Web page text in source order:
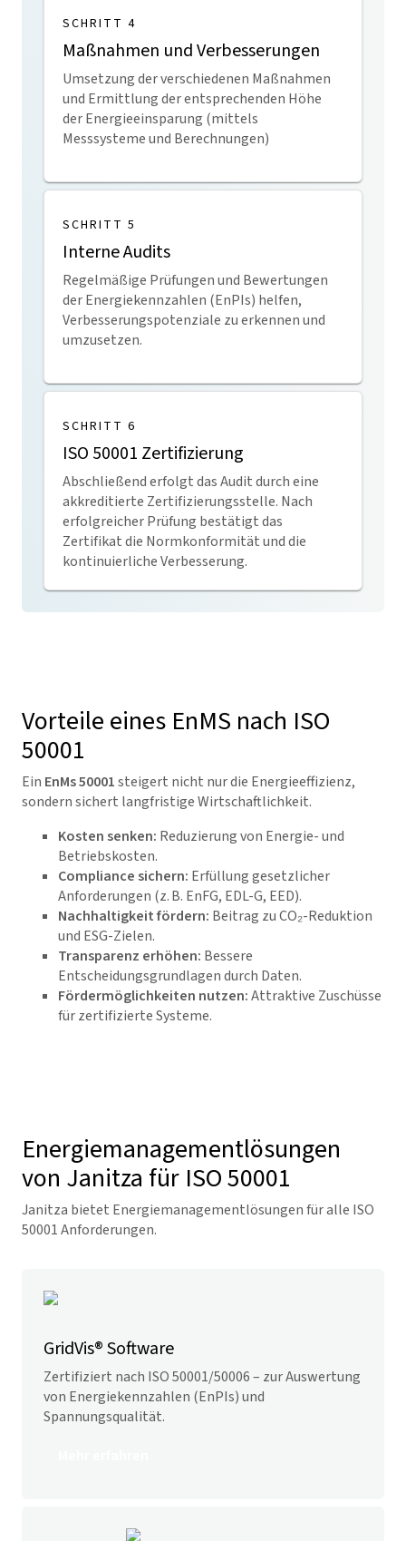
SCHRITT 4
Maßnahmen und Verbesserungen
Umsetzung der verschiedenen Maßnahmen
und Ermittlung der entsprechenden Höhe
der Energieeinsparung (mittels
Messsysteme und Berechnungen)
SCHRITT 5
Interne Audits
Regelmäßige Prüfungen und Bewertungen
der Energiekennzahlen (EnPIs) helfen,
Verbesserungspotenziale zu erkennen und
umzusetzen.
SCHRITT 6
ISO 50001 Zertifizierung
Abschließend erfolgt das Audit durch eine
akkreditierte Zertifizierungsstelle. Nach
erfolgreicher Prüfung bestätigt das
Zertifikat die Normkonformität und die
kontinuierliche Verbesserung.
Vorteile eines EnMS nach ISO
50001
Ein EnMs 50001steigert nicht nur die Energieeffizienz,
sondern sichert langfristige Wirtschaftlichkeit.
Kosten senken: Reduzierung von Energie- und
Betriebskosten.
Compliance sichern: Erfüllung gesetzlicher
Anforderungen (z. B. EnFG, EDL-G, EED).
Nachhaltigkeit fördern: Beitrag zu CO₂-Reduktion
und ESG-Zielen.
Transparenz erhöhen: Bessere
Entscheidungsgrundlagen durch Daten.
Fördermöglichkeiten nutzen:Attraktive Zuschüsse
für zertifizierte Systeme.
Energiemanagement­lösungen
von Janitza für ISO 50001
Janitza bietet Energiemanagementlösungen für alle ISO
50001 Anforderungen.
GridVis® Software
Zertifiziert nach ISO 50001/50006 – zur Auswertung
von Energiekennzahlen (EnPIs) und
Spannungsqualität.